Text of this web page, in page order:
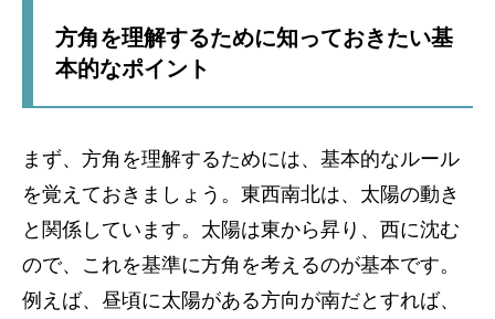
方角を理解するために知っておきたい基
本的なポイント
まず、方角を理解するためには、基本的なルール
を覚えておきましょう。東西南北は、太陽の動き
と関係しています。太陽は東から昇り、西に沈む
ので、これを基準に方角を考えるのが基本です。
例えば、昼頃に太陽がある方向が南だとすれば、